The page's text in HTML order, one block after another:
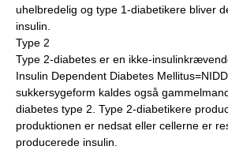
uhelbredelig og type 1-diabetikere bliver
insulin.
Type 2
Type 2-diabetes er en ikke-
Insulin Dependent Diabetes
sukkersygeform kaldes også
diabetes type 2. Type 2-diabetikere
produktionen er nedsat eller cellerne er
producerede insulin.